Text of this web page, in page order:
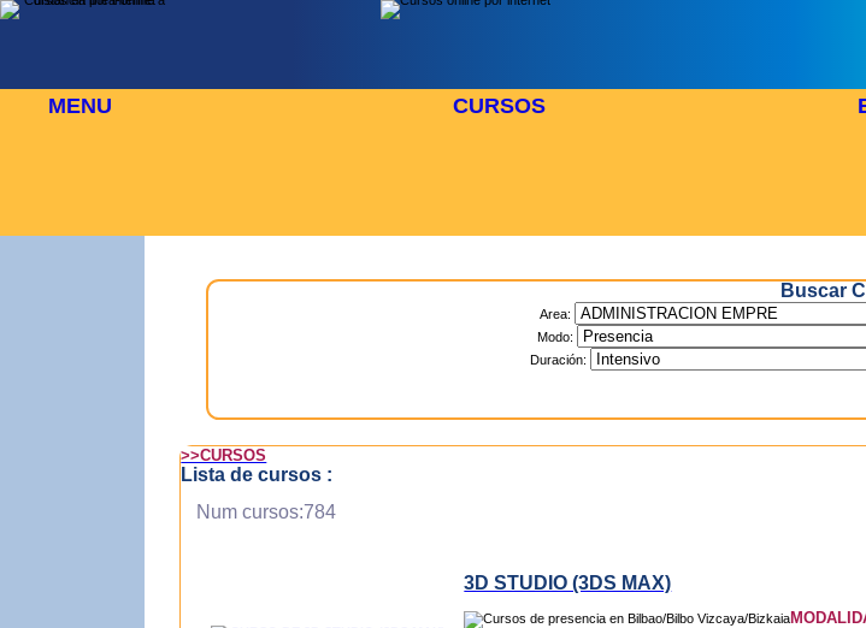
MENU CURSOS
Buscar
Area:
Modo:
Duración:
>>CURSOS
Lista de cursos :
Num cursos:784
3D STUDIO (3DS MAX)